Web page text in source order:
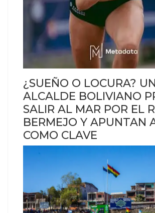
¿SUEÑO O LOCURA? UN
ALCALDE BOLIVIANO
SALIR AL MAR POR EL
BERMEJO Y APUNTAN
COMO CLAVE